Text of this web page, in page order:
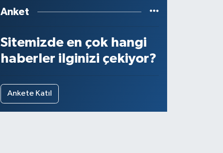
Anket
Sitemizde en çok hangi
haberler ilginizi çekiyor?
Ankete Katıl